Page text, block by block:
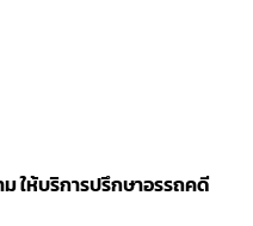
ให้บริการปรึกษาอรรถคดี